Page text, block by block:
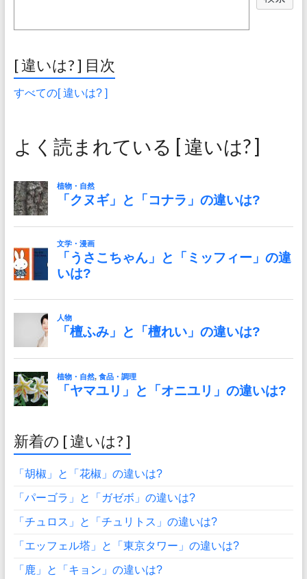
[ 違いは? ] 目次
すべての[ 違いは? ]
よく読まれている [ 違いは? ]
新着の [ 違いは? ]
「胡椒」と「花椒」の違いは?
「パーゴラ」と「ガゼボ」の違いは?
「チュロス」と「チュリトス」の違いは?
「エッフェル塔」と「東京タワー」の違いは?
「鹿」と「キョン」の違いは?